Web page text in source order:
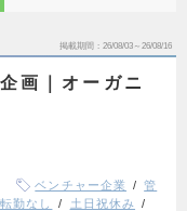
掲載期間 26/08/03～26/08/16
画｜オーガニ
ベンチャー企業
管
転勤なし
土日祝休み